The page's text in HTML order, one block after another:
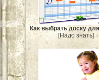
Как выбрать доску
[Надо знать]